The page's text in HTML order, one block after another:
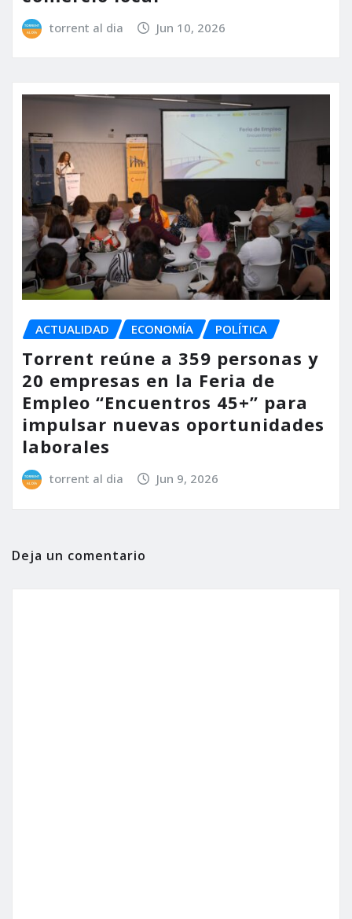
torrent al dia Jun 10, 2026
ACTUALIDAD ECONOMÍA POLÍTICA
Torrent reúne a 359 personas y
20 empresas en la Feria de
Empleo “Encuentros 45+” para
impulsar nuevas oportunidades
laborales
torrent al dia Jun 9, 2026
Deja un comentario